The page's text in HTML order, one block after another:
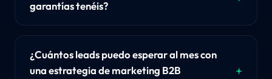
garantías tenéis?
¿Cuántos leads puedo esperar al mes con
una estrategia de marketing B2B